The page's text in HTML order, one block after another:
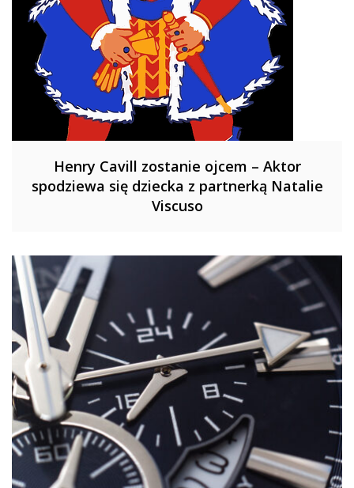
Henry Cavill zostanie ojcem – Aktor
spodziewa się dziecka z partnerką Natalie
Viscuso